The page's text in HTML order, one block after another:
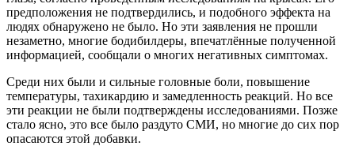
предположения не подтвердились, и подобного эффекта на
людях обнаружено не было. Но эти заявления не прошли
незаметно, многие бодибилдеры, впечатлённые полученной
информацией, сообщали о многих негативных симптомах.
Среди них были и сильные головные боли, повышение
температуры, тахикардию и замедленность реакций. Но все
эти реакции не были подтверждены исследованиями. Позже
стало ясно, это все было раздуто СМИ, но многие до сих пор
опасаются этой добавки.